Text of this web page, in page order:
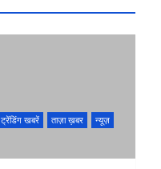
ट्रेंडिंग खबरें ताज़ा ख़बर
न्यूज़